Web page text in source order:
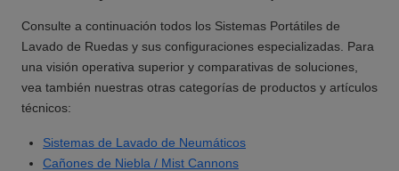
Consulte a continuación todos los Sistemas Portátiles de
Lavado de Ruedas y sus configuraciones especializadas. Para
una visión operativa superior y comparativas de soluciones,
vea también nuestras otras categorías de productos y artículos
técnicos:
Sistemas de Lavado de Neumáticos
Cañones de Niebla / Mist Cannons